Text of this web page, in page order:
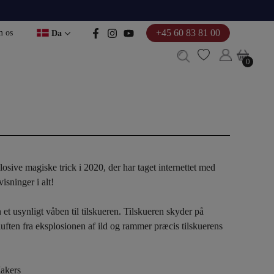
os Da +45 60 83 81 00
0
0
magiske trick i 2020, der har taget internettet med
i alt!
et usynligt våben til tilskueren. Tilskueren skyder på
fra eksplosionen af ​​ild og rammer præcis tilskuerens